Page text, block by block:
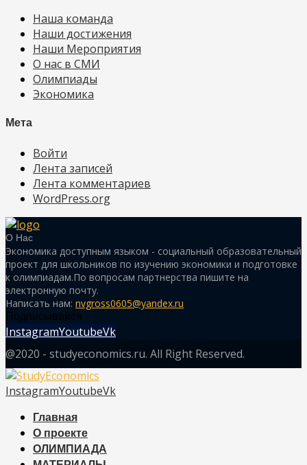
Наша команда
Наши достижения
Наши Мероприятия
О нас в СМИ
Олимпиады
Экономика
Мета
Войти
Лента записей
Лента комментариев
WordPress.org
О Нас
Экономика доступным языком - социальный образовательный
проект для школьников по изучению экономики и подготовке
к олимпиадам.По вопросам партнерства пишите на
электронную почту.
Написать нам: nvgross0605@yandex.ru
Подписывайся
InstagramYoutubeVk
@2020 - studyeconomics.ru. All Right Reserved.
InstagramYoutubeVk
Главная
О проекте
ОЛИМПИАДА